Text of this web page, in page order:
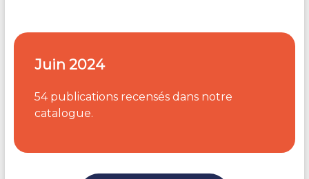
Juin 2024
54 publications recensés dans notre
catalogue.